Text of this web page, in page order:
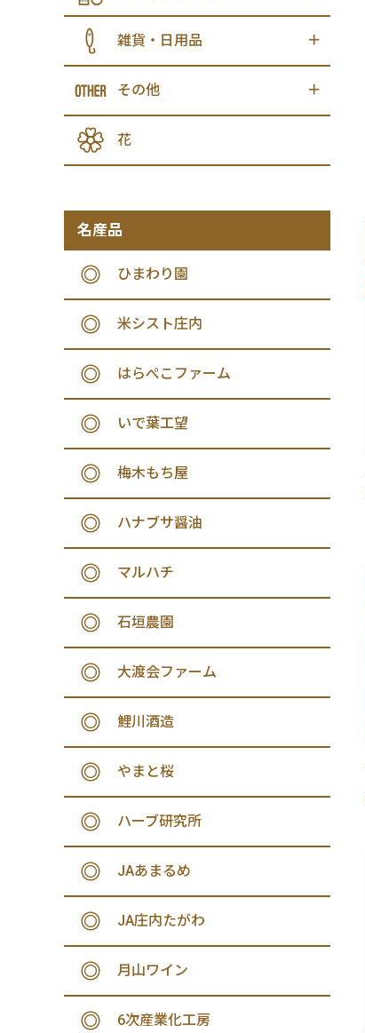
雑貨・日用品
その他
花
名産品
ひまわり園
米シスト庄内
はらぺこファーム
いで葉工望
梅木もち屋
ハナブサ醤油
マルハチ
石垣農園
大渡会ファーム
鯉川酒造
やまと桜
ハーブ研究所
JAあまるめ
JA庄内たがわ
月山ワイン
6次産業化工房